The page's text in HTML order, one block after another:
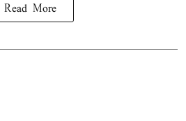
Read More